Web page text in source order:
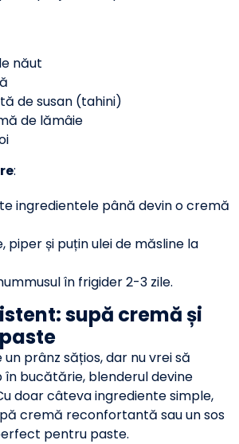
năut
de susan (tahini)
de lămâie
:
ingredientele până devin o cremă
piper și puțin ulei de măsline la
în frigider 2-3 zile.
supă cremă și
un prânz sățios, dar nu vrei să
bucătărie, blenderul devine
doar câteva ingrediente simple,
cremă reconfortantă sau un sos
pentru paste.